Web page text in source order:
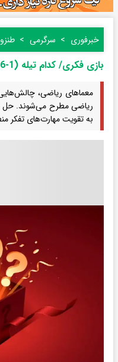
خبرفوری سرگرمی
بازی فکری/ کدام تیله (1-6) باید جایگزین علامت سوال شود؟
معماهای ریاضی،
ریاضی مطرح می‌شوند. حل
به تقویت مهارت‌های تفکر